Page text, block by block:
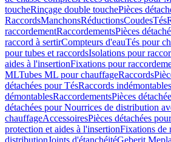
toucheRinçage double touchePièces
RaccordsManchonsRéductionsCoudesTés
raccordementRaccordementsPièces
raccord à sertirCompteurs d'eauTés pour
pour tubes et raccordsIsolations pour
aides à l'insertionFixations pour
MLTubes ML pour chauffageRaccords
détachées pour TésRaccords indémontables
démontablesRaccordementsPièces
détachées pour Nourrices de distribution
chauffageAccessoiresPièces détachées
protection et aides à l'insertionFixations de
distributionJoints d'étanchéitéGeberit Mepla